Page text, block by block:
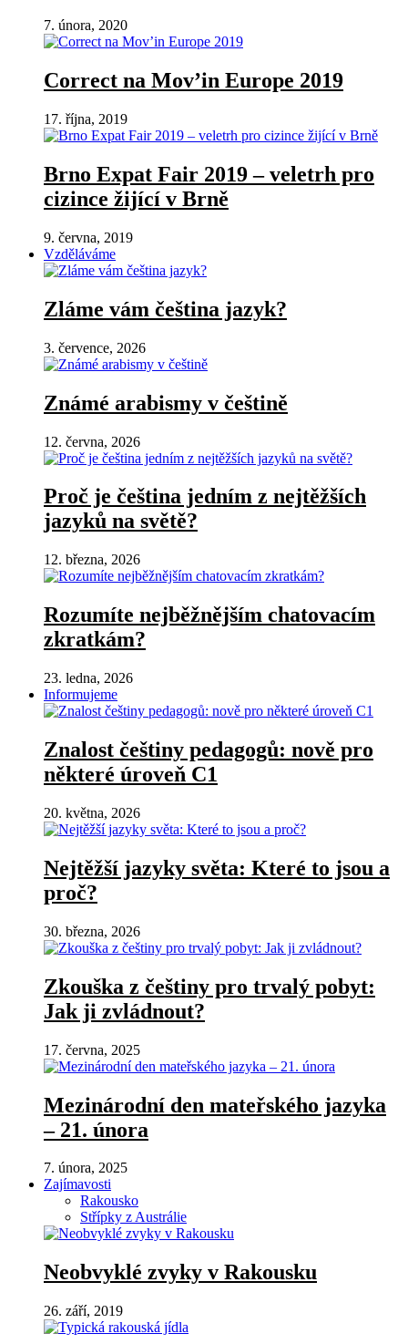
7. února, 2020
Correct na Mov’in Europe 2019
17. října, 2019
Brno Expat Fair 2019 – veletrh pro
cizince žijící v Brně
9. června, 2019
Vzděláváme
Zláme vám čeština jazyk?
3. července, 2026
Známé arabismy v češtině
12. června, 2026
Proč je čeština jedním z nejtěžších
jazyků na světě?
12. března, 2026
Rozumíte nejběžnějším chatovacím
zkratkám?
23. ledna, 2026
Informujeme
Znalost češtiny pedagogů: nově pro
některé úroveň C1
20. května, 2026
Nejtěžší jazyky světa: Které to jsou a
proč?
30. března, 2026
Zkouška z češtiny pro trvalý pobyt:
Jak ji zvládnout?
17. června, 2025
Mezinárodní den mateřského jazyka
– 21. února
7. února, 2025
Zajímavosti
Rakousko
Střípky z Austrálie
Neobvyklé zvyky v Rakousku
26. září, 2019